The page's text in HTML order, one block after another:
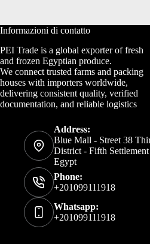
Informazioni di contatto
PEI Trade is a global exporter of fresh
and frozen Egyptian produce.
We connect trusted farms and packing
houses with importers worldwide,
delivering consistent quality, verified
documentation, and reliable logistics
Address:
Blue Mall - Street 38
District - Fifth
Egypt
Phone:
+201099111918
Whatsapp:
+201099111918